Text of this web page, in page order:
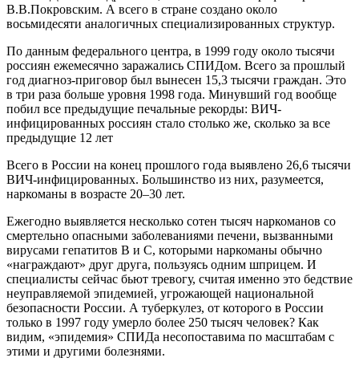
В.В.Покровским. А всего в стране создано около
восьмидесяти аналогичных специализированных структур.
По данным федерального центра, в 1999 году около тысячи
россиян ежемесячно заражались СПИДом. Всего за прошлый
год диагноз-приговор был вынесен 15,3 тысячи граждан. Это
в три раза больше уровня 1998 года. Минувший год вообще
побил все предыдущие печальные рекорды: ВИЧ-
инфицированных россиян стало столько же, сколько за все
предыдущие 12 лет
Всего в России на конец прошлого года выявлено 26,6 тысячи
ВИЧ-инфицированных. Большинство из них, разумеется,
наркоманы в возрасте 20–30 лет.
Ежегодно выявляется несколько сотен тысяч наркоманов со
смертельно опасными заболеваниями печени, вызванными
вирусами гепатитов В и С, которыми наркоманы обычно
«награждают» друг друга, пользуясь одним шприцем. И
специалисты сейчас бьют тревогу, считая именно это бедствие
неуправляемой эпидемией, угрожающей национальной
безопасности России. А туберкулез, от которого в России
только в 1997 году умерло более 250 тысяч человек? Как
видим, «эпидемия» СПИДа несопоставима по масштабам с
этими и другими болезнями.